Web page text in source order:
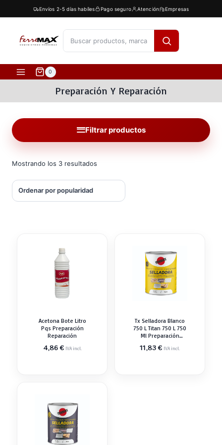
al
contenido
Envíos 2-5 días habíles Pago seguro Atención Empresas
0
Preparación Y Reparación
Filtrar productos
Mostrando los 3 resultados
Acetona Bote Litro
Pqs Preparación
Reparación
4,86€ IVA incl.
Tx Selladora Blanco
750 L Titan 750 L 750
Ml Preparación
11,83€ IVA incl.